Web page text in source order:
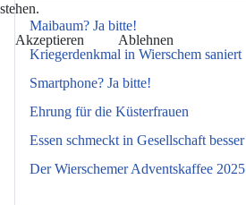
Maibaum? Ja bitte!
Kriegerdenkmal in Wierschem saniert
Smartphone? Ja bitte!
Ehrung für die Küsterfrauen
Essen schmeckt in Gesellschaft besser
Der Wierschemer Adventskaffee 2025
stehen.
Akzeptieren Ablehnen